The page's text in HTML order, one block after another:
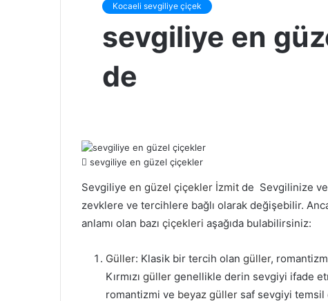
Kocaeli sevgiliye çiçek
sevgiliye en
de
sevgiliye en güzel çiçekler
Sevgiliye en güzel çiçekler İzmit de Sevgilinize
zevklere ve tercihlere bağlı olarak değişebilir.
anlamı olan bazı çiçekleri aşağıda bulabilirsiniz:
Güller: Klasik bir tercih olan güller,
Kırmızı güller genellikle derin sevgiyi ifade
romantizmi ve beyaz güller saf sevgiyi temsil